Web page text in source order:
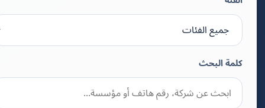
كلمة البحث